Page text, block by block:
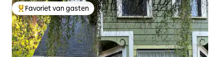
Topfavoriet van gasten
Favoriet van gasten